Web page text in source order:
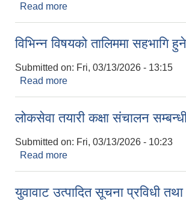
Read more
विभिन्न विषयको तालिममा सहभागि
Submitted on: Fri, 03/13/2026 - 13:15
Read more
लोकसेवा तयारी कक्षा संचालन
Submitted on: Fri, 03/13/2026 - 10:23
Read more
युवावाट उत्पादित सूचना प्रविधी